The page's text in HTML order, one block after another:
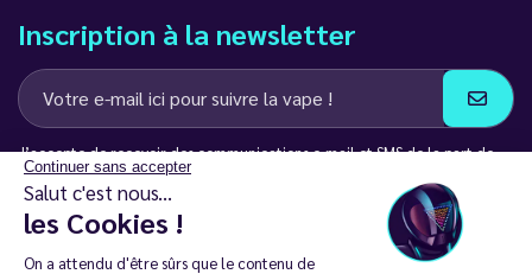
Continuer sans accepter
Salut c'est nous...
les Cookies !
On a attendu d'être sûrs que le contenu de
Inscription à la newsletter
J’accepte de recevoir des communications e-mail et SMS de la part de
LD Groupe
Restez en contact